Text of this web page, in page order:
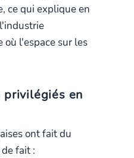
ce qui explique en
où l'espace sur les
privilégiés en
ont fait du
fait :